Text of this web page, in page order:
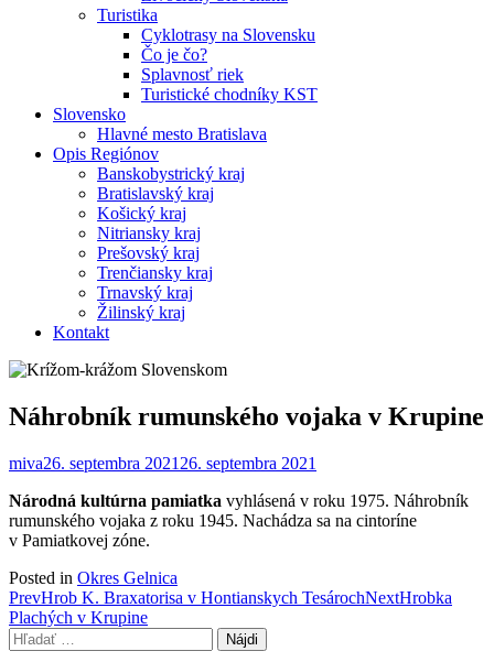
Turistika
Cyklotrasy na Slovensku
Čo je čo?
Splavnosť riek
Turistické chodníky KST
Slovensko
Hlavné mesto Bratislava
Opis Regiónov
Banskobystrický kraj
Bratislavský kraj
Košický kraj
Nitriansky kraj
Prešovský kraj
Trenčiansky kraj
Trnavský kraj
Žilinský kraj
Kontakt
Náhrobník rumunského vojaka v Krupine
miva26. septembra 2021 26. septembra 2021
Národná kultúrna pamiatka vyhlásená v roku 1975. Náhrobník
rumunského vojaka z roku 1945. Nachádza sa na cintoríne
v Pamiatkovej zóne.
Posted in Okres Gelnica
Post
navigation
PrevHrob K. Braxatorisa v Hontianskych TesárochNextHrobka
Plachých v Krupine
Hľadať: